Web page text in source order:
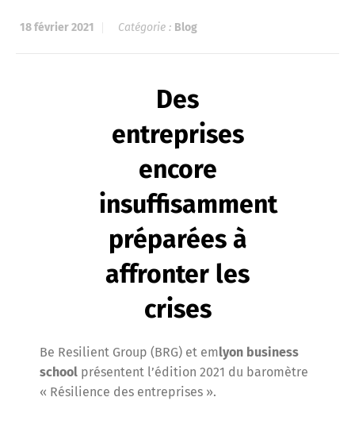
18 février 2021 Catégorie : Blog
Des
entreprises
encore
insuffisamment
préparées à
affronter les
crises
Be Resilient Group (BRG) et emlyon business
school présentent l’édition 2021 du baromètre
« Résilience des entreprises ».